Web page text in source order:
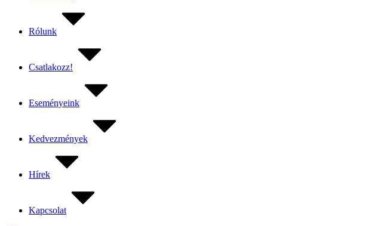
Rólunk
Csatlakozz!
Eseményeink
Kedvezmények
Hírek
Kapcsolat